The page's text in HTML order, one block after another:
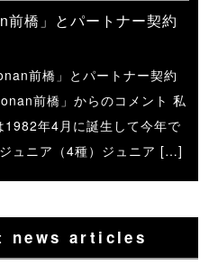
前橋」とパートナー契約
前橋」とパートナー契約
前橋」からのコメント 私
年4月に誕生して今年で
ュニア（4種）ジュニア […]
articles